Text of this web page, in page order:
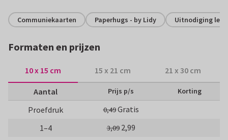
Communiekaarten Paperhugs - by Lidy Uitnodiging
Formaten en prijzen
10 x 15 cm 15 x 21 cm 21 x 30 cm
Aantal Prijs p/s Korting
Proefdruk 0,49Gratis
1–4
3,09 2,99